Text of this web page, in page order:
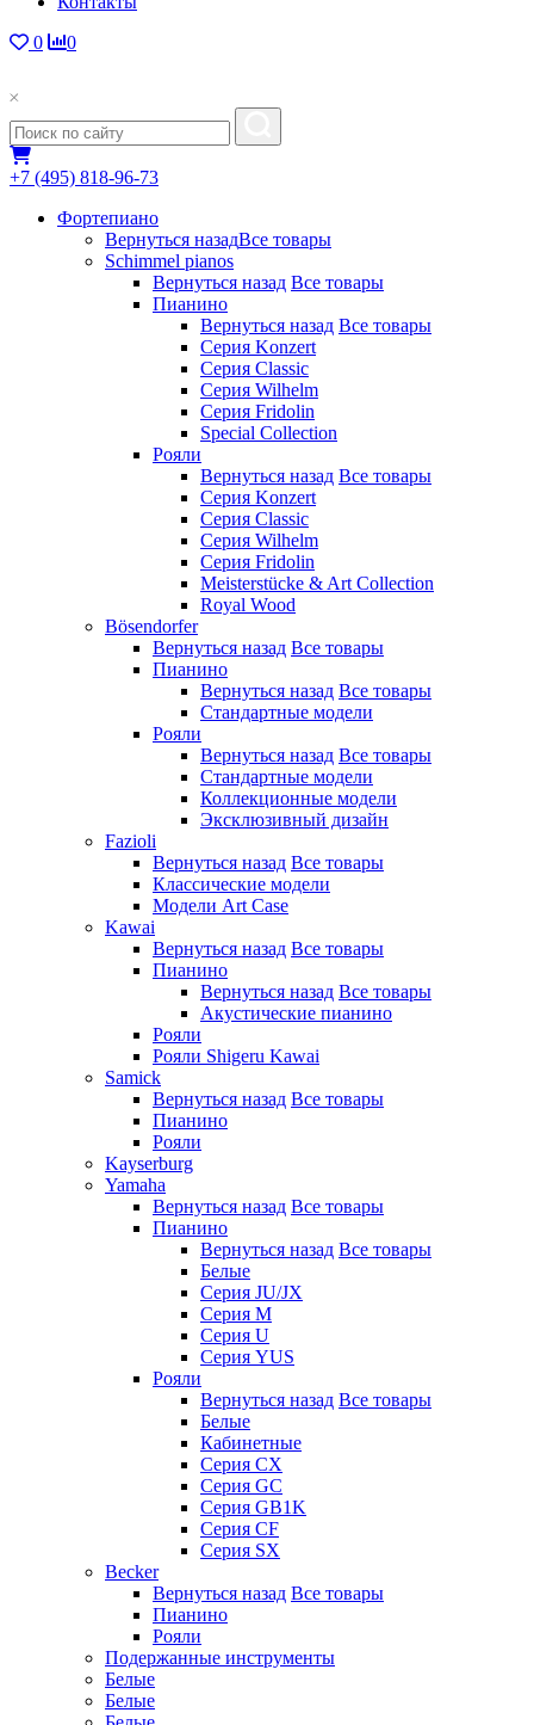
0
0
+7 (495) 818-96-73
Фортепиано
Вернуться назадВсе товары
Schimmel pianos
Вернуться назад Все товары
Пианино
Вернуться назад Все товары
Серия Konzert
Серия Classic
Серия Wilhelm
Серия Fridolin
Special Collection
Рояли
Вернуться назад Все товары
Серия Konzert
Серия Classic
Серия Wilhelm
Серия Fridolin
Meisterstücke & Art Collection
Royal Wood
Bösendorfer
Вернуться назад Все товары
Пианино
Вернуться назад Все товары
Стандартные модели
Рояли
Вернуться назад Все товары
Стандартные модели
Коллекционные модели
Эксклюзивный дизайн
Fazioli
Вернуться назад Все товары
Классические модели
Модели Art Case
Kawai
Вернуться назад Все товары
Пианино
Вернуться назад Все товары
Акустические пианино
Рояли
Рояли Shigeru Kawai
Samick
Вернуться назад Все товары
Пианино
Рояли
Kayserburg
Yamaha
Вернуться назад Все товары
Пианино
Вернуться назад Все товары
Белые
Серия JU/JX
Серия M
Серия U
Серия YUS
Рояли
Вернуться назад Все товары
Белые
Кабинетные
Серия CX
Серия GC
Серия GB1K
Серия CF
Серия SX
Becker
Вернуться назад Все товары
Пианино
Рояли
Подержанные инструменты
Белые
Белые